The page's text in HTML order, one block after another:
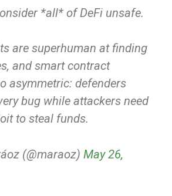
*all* of DeFi unsafe.
are superhuman at finding
and smart contract
asymmetric: defenders
bug while attackers need
to steal funds.
(@maraoz) May 26,